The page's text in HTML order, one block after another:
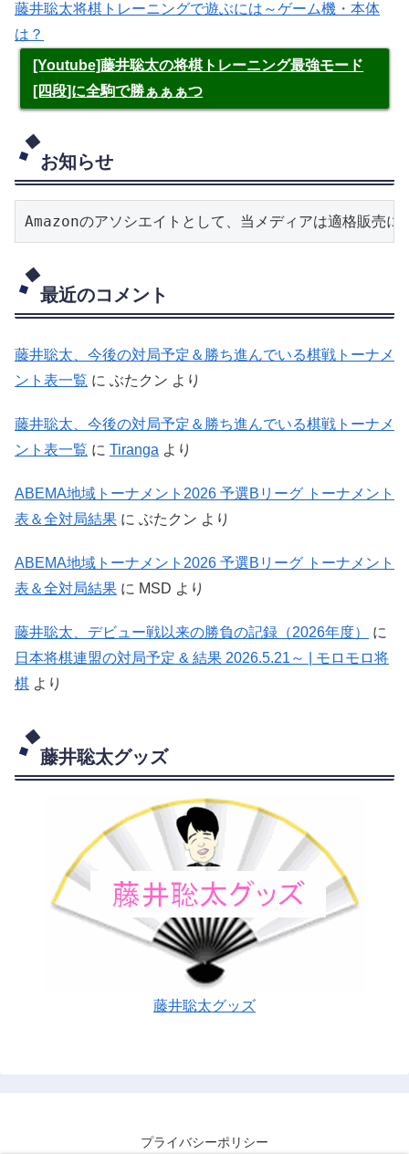
藤井聡太将棋トレーニングで遊ぶには～ゲーム機・本体
は？
[Youtube]藤井聡太の将棋トレーニング最強モード
[四段]に全駒で勝ぁぁぁつ
お知らせ
Amazonのアソシエイトとして、当メディアは適格販売に
最近のコメント
藤井聡太、今後の対局予定＆勝ち進んでいる棋戦トーナメ
ント表一覧 に ぶたクン より
藤井聡太、今後の対局予定＆勝ち進んでいる棋戦トーナメ
ント表一覧 に Tiranga より
ABEMA地域トーナメント2026 予選Bリーグ トーナメント
表＆全対局結果 に ぶたクン より
ABEMA地域トーナメント2026 予選Bリーグ トーナメント
表＆全対局結果 に MSD より
藤井聡太、デビュー戦以来の勝負の記録（2026年度）
に
日本将棋連盟の対局予定 & 結果 2026.5.21～ | モロモロ将
棋 より
藤井聡太グッズ
藤井聡太グッズ
プライバシーポリシー